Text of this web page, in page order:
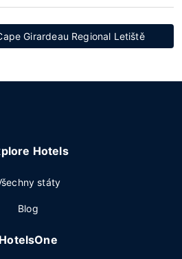
Girardeau Regional Letiště
Hotels
státy
Blog
HotelsOne